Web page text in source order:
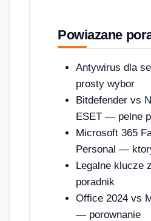
Powiazane
Antywirus dla
prosty wybor
Bitdefender vs
ESET — pelne
Microsoft 365
Personal —
Legalne klucze
poradnik
Office 2024 vs
— porownanie